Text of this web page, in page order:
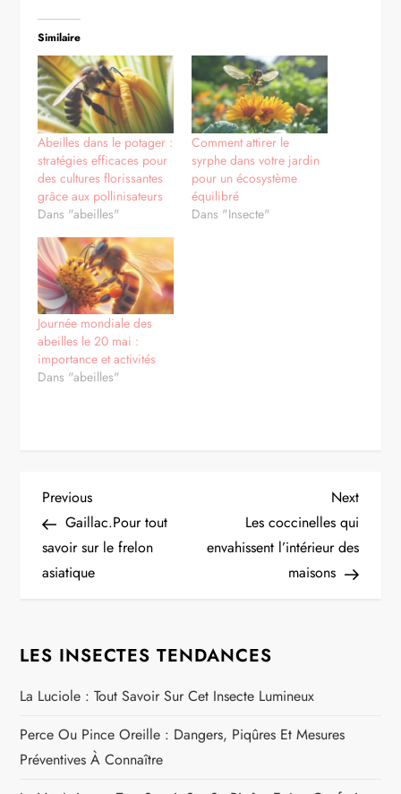
Similaire
Abeilles dans le potager :
stratégies efficaces pour
des cultures florissantes
grâce aux pollinisateurs
Dans "abeilles"
Comment attirer le
syrphe dans votre jardin
pour un écosystème
équilibré
Dans "Insecte"
Journée mondiale des
abeilles le 20 mai :
importance et activités
Dans "abeilles"
N
a
v
g
a
t
Previous
Post
Previous
Gaillac.Pour tout
savoir sur le frelon
asiatique
Next
Post
Next
Les coccinelles qui
envahissent l’intérieur des
maisons
LES INSECTES TENDANCES
La Luciole : Tout Savoir Sur Cet Insecte Lumineux
Perce Ou Pince Oreille : Dangers, Piqûres Et Mesures
Préventives À Connaître